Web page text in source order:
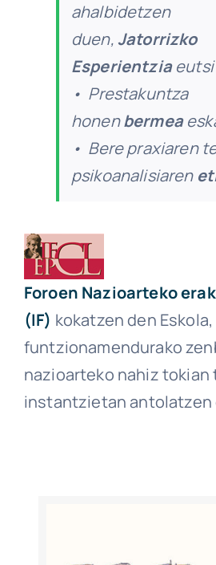
ahalbidetzen
duen,Jatorrizko
Esperientziaeutsi
• Prestakuntza
honenbermea
• Bere praxiaren
psikoanalisiaren
Foroen Nazioarteko
(IF) kokatzen den
funtzionamendurako
nazioarteko nahiz tokian
instantzietan antolatzen